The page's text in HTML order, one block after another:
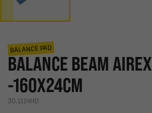
BALANCE PAD
BALANCE BEAM AIREX
-160X24CM
30.1114HD